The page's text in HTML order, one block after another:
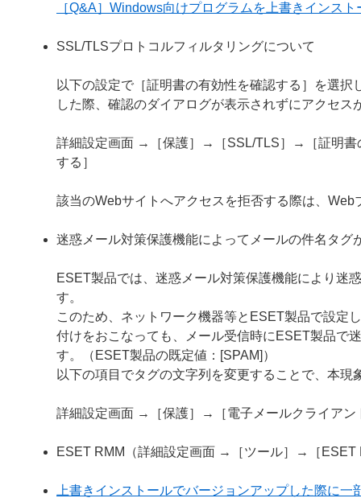
［Q&A］Windows向けプログラムを上書きインス
SSL/TLSプロトコルフィルタリングについて
以下の設定で［証明書の有効性を確認する］を選
した際、確認のダイアログが表示されずにアクセス
詳細設定画面 →［保護］→［SSL/TLS］→［証明書
する］
該当のWebサイトへアクセスを拒否する際は、
迷惑メール対策保護機能によってメールの件名タグ
ESET製品では、迷惑メール対策保護機能により迷
す。
このため、ネットワーク機器等とESET製品で設定
付けをおこなっても、メール受信時にESET製品で
す。（ESET製品の既定値：[SPAM]）
以下の項目でタグの文字列を変更することで、本現
詳細設定画面 →［保護］→［電子メールクライア
ESET RMM（詳細設定画面 →［ツール］→［ESET
上書きインストールでバージョンアップした際に一